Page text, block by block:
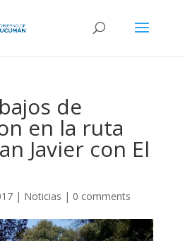
de
en la ruta
Javier con El
| Noticias | 0 comments